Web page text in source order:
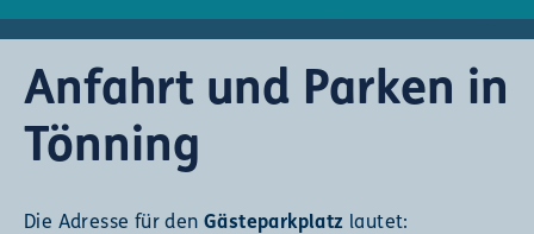
Anfahrt und Parken in
Tönning
Die Adresse für den Gästeparkplatz lautet: